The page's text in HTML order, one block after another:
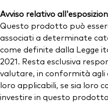
Avviso relativo
Questo prodotto può
associati a determinate
come definite dalla Legge
2021. Resta esclusiva
valutare, in conformità agli
loro applicabili, se sia loro
investire in questo